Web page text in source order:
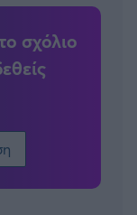
σχόλιο